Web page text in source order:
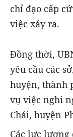
chỉ đạo cấp
việc xảy ra.
Đồng thời,
yêu cầu các
huyện, thành
vụ việc nghi
Chải, huyện
Các lực